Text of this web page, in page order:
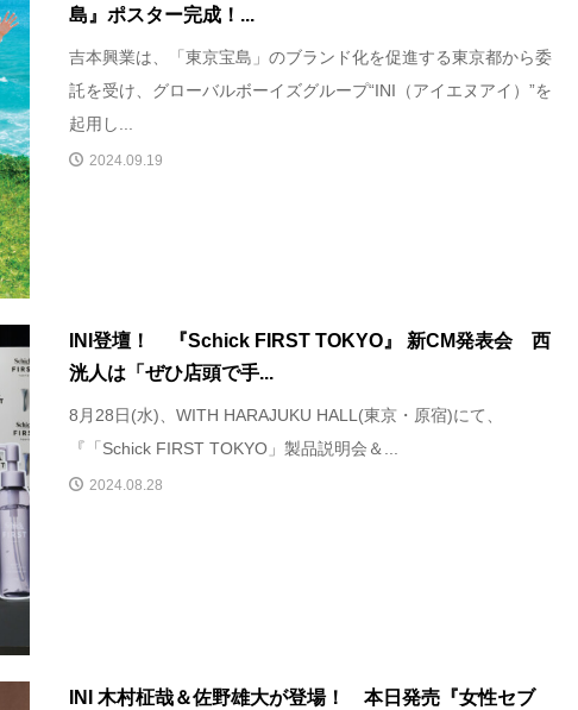
島』ポスター完成！...
吉本興業は、「東京宝島」のブランド化を促進する東京都から委
託を受け、グローバルボーイズグループ“INI（アイエヌアイ）”を
起用し...
2024.09.19
INI登壇！ 『Schick FIRST TOKYO』 新CM発表会 西
洸人は「ぜひ店頭で手...
8月28日(水)、WITH HARAJUKU HALL(東京・原宿)にて、
『「Schick FIRST TOKYO」製品説明会＆...
2024.08.28
INI 木村柾哉＆佐野雄大が登場！ 本日発売『女性セブ